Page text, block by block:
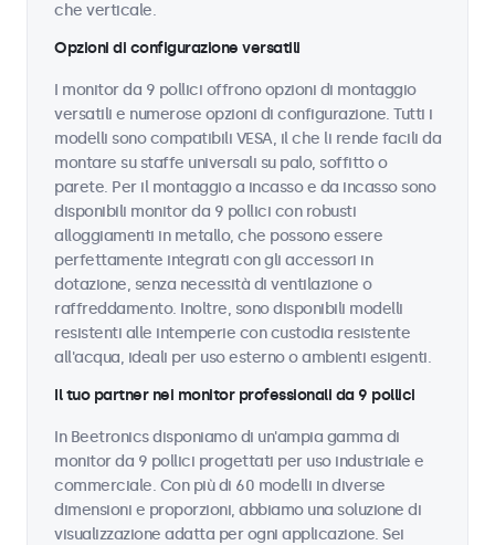
che verticale.
Opzioni di configurazione versatili
I monitor da 9 pollici offrono opzioni di montaggio
versatili e numerose opzioni di configurazione. Tutti i
modelli sono compatibili VESA, il che li rende facili da
montare su staffe universali su palo, soffitto o
parete. Per il montaggio a incasso e da incasso sono
disponibili monitor da 9 pollici con robusti
alloggiamenti in metallo, che possono essere
perfettamente integrati con gli accessori in
dotazione, senza necessità di ventilazione o
raffreddamento. Inoltre, sono disponibili modelli
resistenti alle intemperie con custodia resistente
all'acqua, ideali per uso esterno o ambienti esigenti.
Il tuo partner nei monitor professionali da 9 pollici
In Beetronics disponiamo di un'ampia gamma di
monitor da 9 pollici progettati per uso industriale e
commerciale. Con più di 60 modelli in diverse
dimensioni e proporzioni, abbiamo una soluzione di
visualizzazione adatta per ogni applicazione. Sei